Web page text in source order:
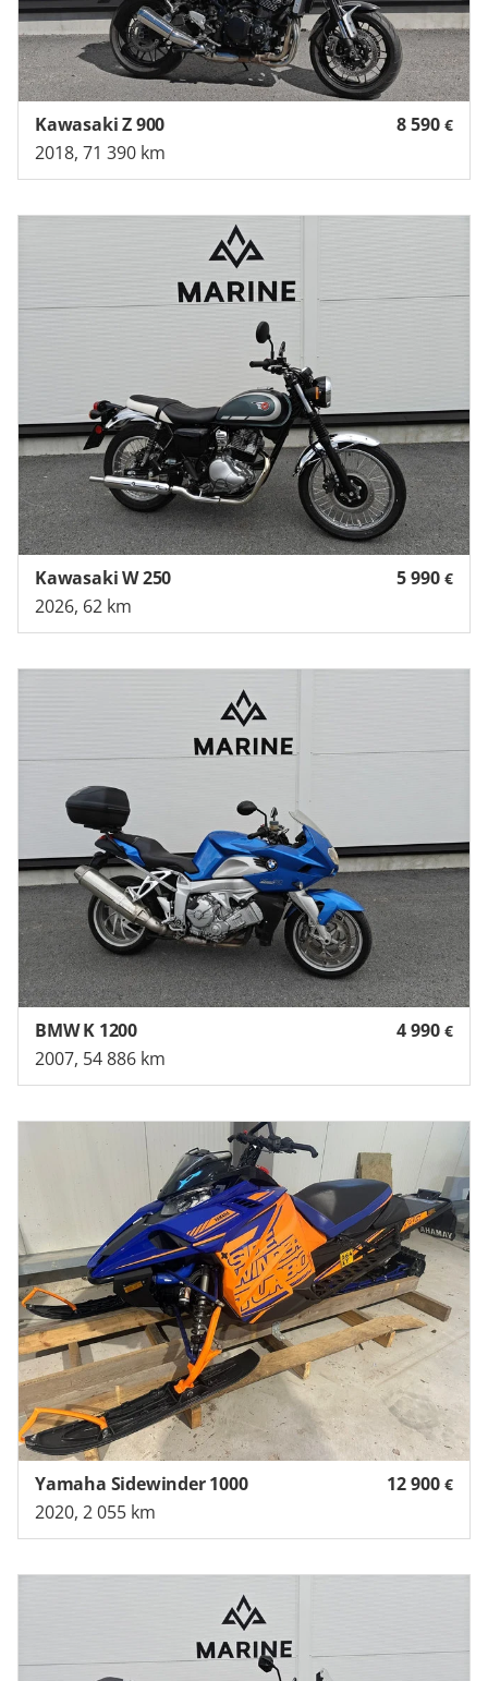
8 590 €
Kawasaki Z 900
2018, 71 390 km
5 990 €
Kawasaki W 250
2026, 62 km
4 990 €
BMW K 1200
2007, 54 886 km
12 900 €
Yamaha Sidewinder 1000
2020, 2 055 km